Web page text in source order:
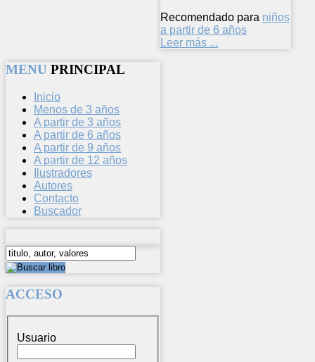
Recomendado para niños
a partir de 6 años
Leer más ...
MENU PRINCIPAL
Inicio
Menos de 3 años
A partir de 3 años
A partir de 6 años
A partir de 9 años
A partir de 12 años
Ilustradores
Autores
Contacto
Buscador
ACCESO
Usuario